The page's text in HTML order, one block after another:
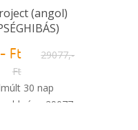
(angol)
Ft
29077,-
Ft
30 nap
ára: 29077,-